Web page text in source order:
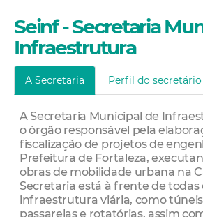
Seinf - Secretaria
Infraestrutura
A Secretaria Perfil do secretário
A Secretaria Municipal de
o órgão responsável pela
fiscalização de projetos de
Prefeitura de Fortaleza,
obras de mobilidade urbana na
Secretaria está à frente de todas
infraestrutura viária, como
passarelas e rotatórias, assim